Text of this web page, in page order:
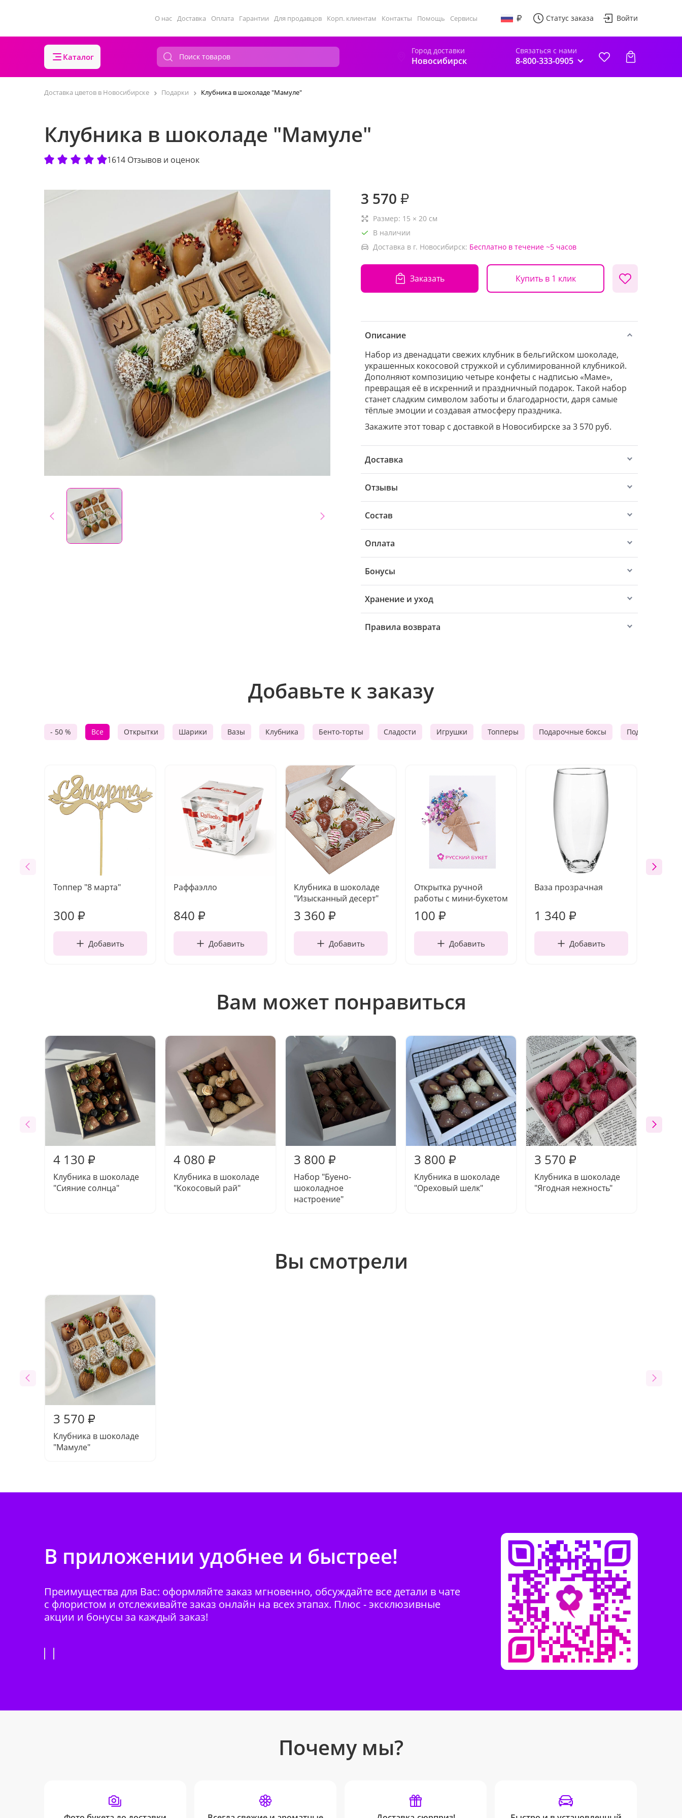
О нас Доставка Оплата Гарантии Для продавцов Корп. клиентам Контакты Помощь Сервисы Статус заказа Войти
Каталог
Город доставки
Новосибирск
Связаться с нами
8-800-333-0905
Доставка цветов в Новосибирске Подарки Клубника в шоколаде "Мамуле"
Клубника в шоколаде "Мамуле"
1614 Отзывов и оценок
3 570 ₽
Размер: 15 × 20 см
В наличии
Доставка в г. Новосибирск: Бесплатно в течение ~5 часов
Заказать Купить в 1 клик
Описание
Набор из двенадцати свежих клубник в бельгийском шоколаде,
украшенных кокосовой стружкой и сублимированной клубникой.
Дополняют композицию четыре конфеты с надписью «Маме»,
превращая её в искренний и праздничный подарок. Такой набор
станет сладким символом заботы и благодарности, даря самые
тёплые эмоции и создавая атмосферу праздника.
Закажите этот товар с доставкой в Новосибирске за 3 570 руб.
Доставка
Отзывы
Состав
Оплата
Бонусы
Хранение и уход
Правила возврата
Добавьте к заказу
- 50 % Все Открытки Шарики Вазы Клубника Бенто-торты Сладости Игрушки Топперы Подарочные боксы Подарочные
Топпер "8 марта"
300 ₽
Добавить
Раффаэлло
840 ₽
Добавить
Клубника в шоколаде
"Изысканный десерт"
3 360 ₽
Добавить
Открытка ручной
работы с мини-букетом
100 ₽
Добавить
Ваза прозрачная
1 340 ₽
Добавить
Вам может понравиться
4 130 ₽
Клубника в шоколаде
"Сияние солнца"
4 080 ₽
Клубника в шоколаде
"Кокосовый рай"
3 800 ₽
Набор "Буено-
шоколадное
настроение"
3 800 ₽
Клубника в шоколаде
"Ореховый шелк"
3 570 ₽
Клубника в шоколаде
"Ягодная нежность"
Вы смотрели
3 570 ₽
Клубника в шоколаде
"Мамуле"
В приложении удобнее и быстрее!
Преимущества для Вас: оформляйте заказ мгновенно, обсуждайте все детали в чате
с флористом и отслеживайте заказ онлайн на всех этапах. Плюс - эксклюзивные
акции и бонусы за каждый заказ!
Почему мы?